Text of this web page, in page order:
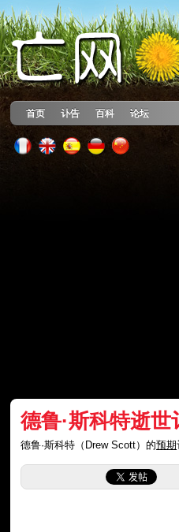
首页 讣告 百科 论坛
德鲁·斯科特逝世
德鲁·斯科特（Drew Scott）的预期